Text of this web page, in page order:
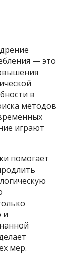
— это
в
методов
играют
помогает
и
мер.